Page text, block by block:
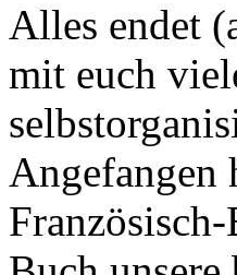
Alles endet
mit euch
Angefangen